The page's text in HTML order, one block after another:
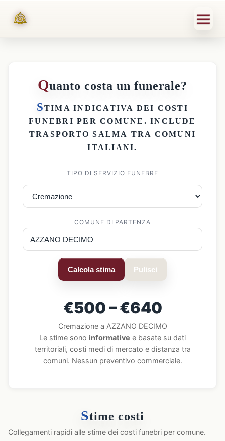
Quanto costa un funerale?
STIMA INDICATIVA DEI COSTI
FUNEBRI PER COMUNE . INCLUDE
TRASPORTO SALMA TRA COMUNI
ITALIANI.
TIPO DI SERVIZIO FUNEBRE
COMUNE DI PARTENZA
Calcola stima Pulisci
€500 – €640
Cremazione a AZZANO DECIMO
Le stime sono informative e basate su dati
territoriali, costi medi di mercato e distanza tra
comuni. Nessun preventivo commerciale.
Stime costi
Collegamenti rapidi alle stime dei costi funebri per comune.